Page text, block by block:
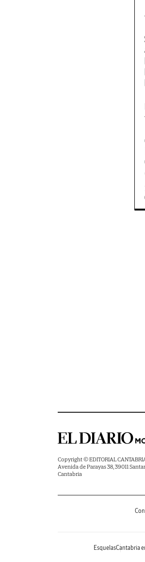
Copyright © EDITORIAL
Avenida de Parayas 38, 39011
Cantabria
EsquelasCantabria